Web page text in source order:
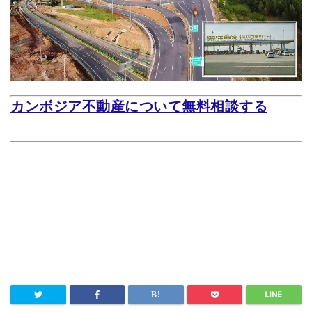
カンボジア不動産について無料相談する